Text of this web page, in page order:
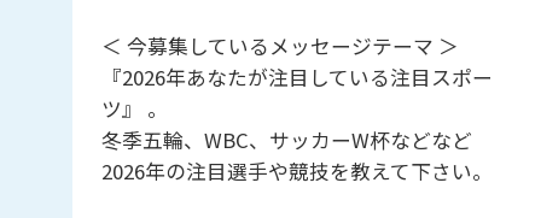
＜ 今募集しているメッセージテーマ ＞
『2026年あなたが注目している注目スポー
ツ』 。
冬季五輪、WBC、サッカーW杯などなど
2026年の注目選手や競技を教えて下さい。